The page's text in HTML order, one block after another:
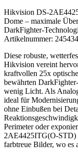
Hikvision DS-
Dome – maximale
DarkFighter-
Artikelnummer: 245434
Diese robuste,
Hikvision vereint
kraftvollen 25x
bewährten
wenig Licht. Als
ideal für
ohne Einbußen bei
Perimeter oder
2AE4425ITG(O-STD)
farbtreue Bilder, wo es